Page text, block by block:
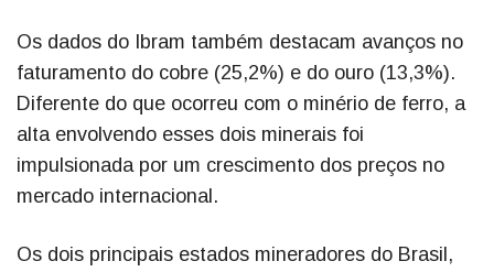
Os dados do Ibram também destacam avanços no
faturamento do cobre (25,2%) e do ouro (13,3%).
Diferente do que ocorreu com o minério de ferro, a
alta envolvendo esses dois minerais foi
impulsionada por um crescimento dos preços no
mercado internacional.
Os dois principais estados mineradores do Brasil,